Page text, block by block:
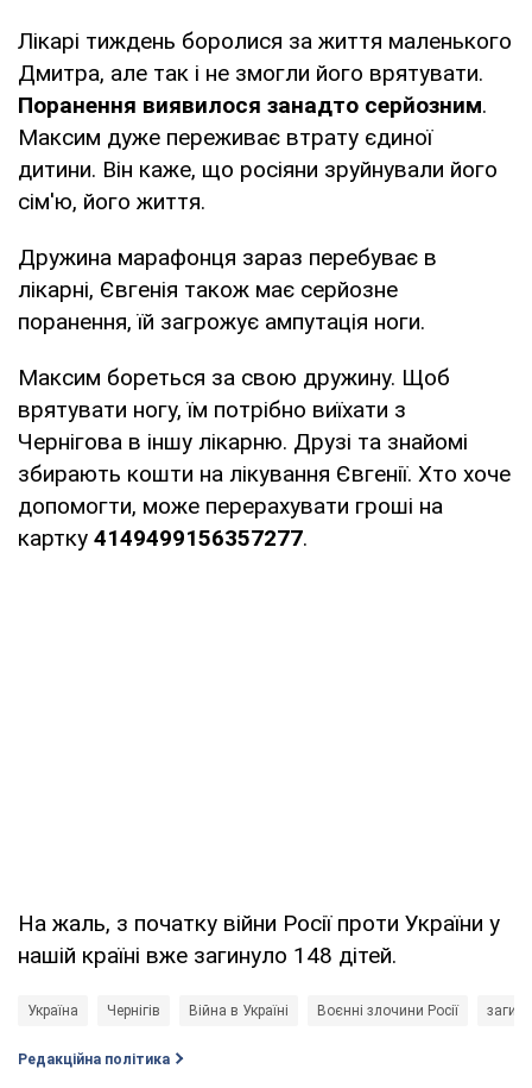
Лікарі тиждень боролися за життя маленького
Дмитра, але так і не змогли його врятувати.
Поранення виявилося занадто серйозним.
Максим дуже переживає втрату єдиної
дитини. Він каже, що росіяни зруйнували його
сім'ю, його життя.
Дружина марафонця зараз перебуває в
лікарні, Євгенія також має серйозне
поранення, їй загрожує ампутація ноги.
Максим бореться за свою дружину. Щоб
врятувати ногу, їм потрібно виїхати з
Чернігова в іншу лікарню. Друзі та знайомі
збирають кошти на лікування Євгенії. Хто хоче
допомогти, може перерахувати гроші на
картку 4149499156357277.
На жаль, з початку війни Росії проти України у
нашій країні вже загинуло 148 дітей.
Україна Чернігів Війна в Україні Воєнні злочини Росії
Редакційна політика